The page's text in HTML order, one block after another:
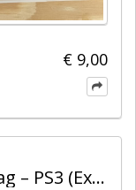
€ 9,00
Assassin’s Creed IV: Black Flag – PS3 (Exclusive Edition)